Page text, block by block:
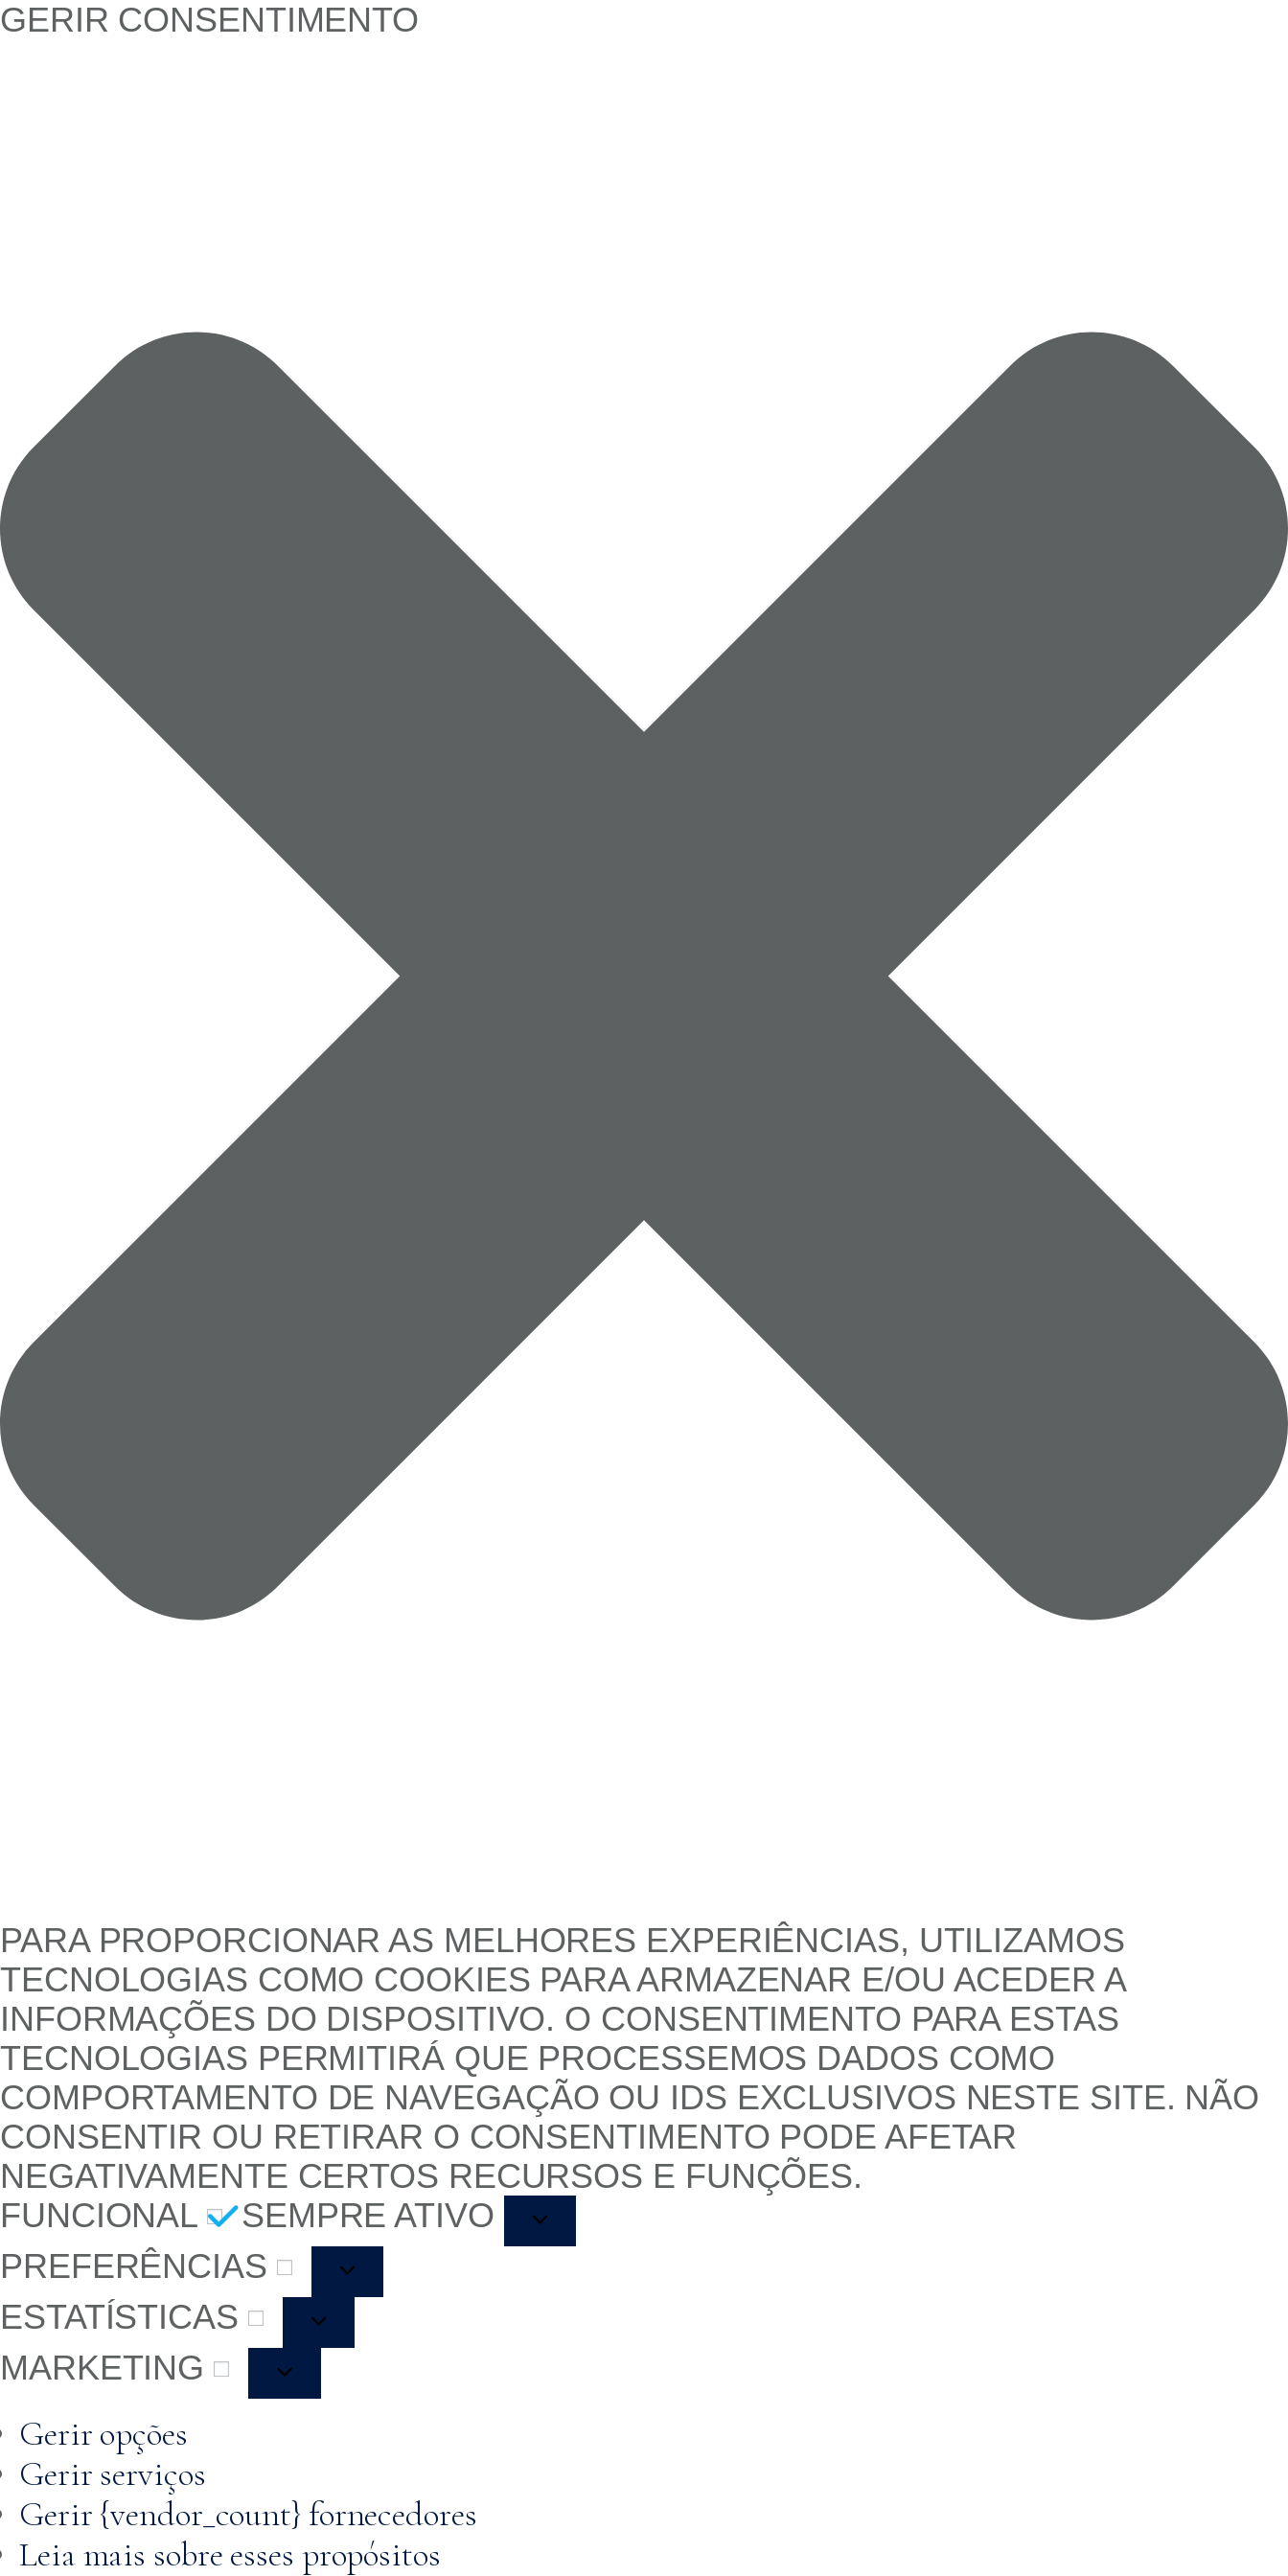
GERIR CONSENTIMENTO
PARA PROPORCIONAR AS MELHORES EXPERIÊNCIAS, UTILIZAMOS
TECNOLOGIAS COMO COOKIES PARA ARMAZENAR E/OU ACEDER A
INFORMAÇÕES DO DISPOSITIVO. O CONSENTIMENTO PARA ESTAS
TECNOLOGIAS PERMITIRÁ QUE PROCESSEMOS DADOS COMO
COMPORTAMENTO DE NAVEGAÇÃO OU IDS EXCLUSIVOS NESTE SITE. NÃO
CONSENTIR OU RETIRAR O CONSENTIMENTO PODE AFETAR
NEGATIVAMENTE CERTOS RECURSOS E FUNÇÕES.
FUNCIONAL
SEMPRE ATIVO
PREFERÊNCIAS
ESTATÍSTICAS
MARKETING
Gerir opções
Gerir serviços
Gerir {vendor_count} fornecedores
Leia mais sobre esses propósitos